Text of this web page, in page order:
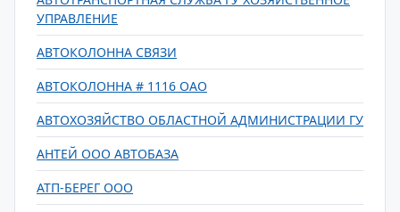
УПРАВЛЕНИЕ
АВТОКОЛОННА СВЯЗИ
АВТОКОЛОННА # 1116 ОАО
АВТОХОЗЯЙСТВО ОБЛАСТНОЙ АДМИНИСТРАЦИИ ГУ
АНТЕЙ ООО АВТОБАЗА
АТП-БЕРЕГ ООО